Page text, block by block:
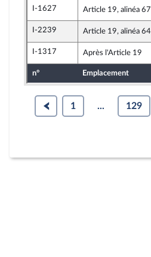
I-1627 Article 19, alinéa 67
I-2239 Article 19, alinéa 64
I-1317 Après l'Article 19
n° Emplacement
1 ... 129